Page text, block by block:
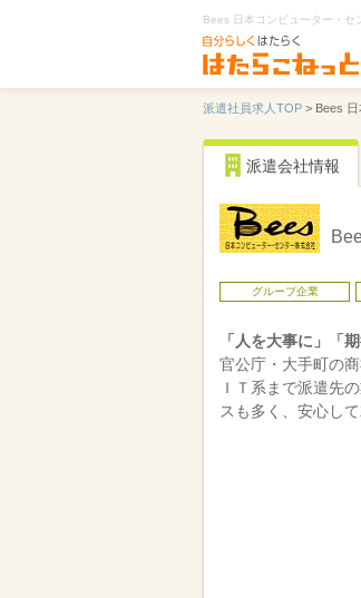
Bees 日本コンピューター・セ
派遣社員求人TOP > Bees
派遣会社情報
グループ企業
「人を大事に」「
官公庁・大手町の
ＩＴ系まで派遣先
スも多く、安心し